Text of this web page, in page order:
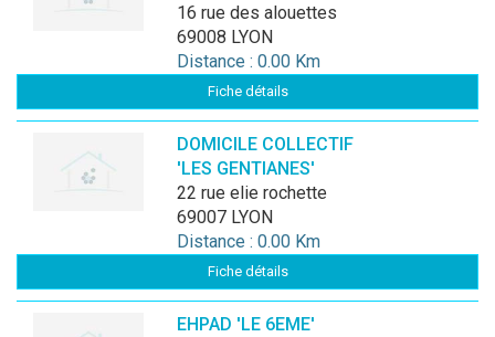
16 rue des alouettes
69008 LYON
Distance : 0.00 Km
Fiche détails
DOMICILE COLLECTIF
'LES GENTIANES'
22 rue elie rochette
69007 LYON
Distance : 0.00 Km
Fiche détails
EHPAD 'LE 6EME'